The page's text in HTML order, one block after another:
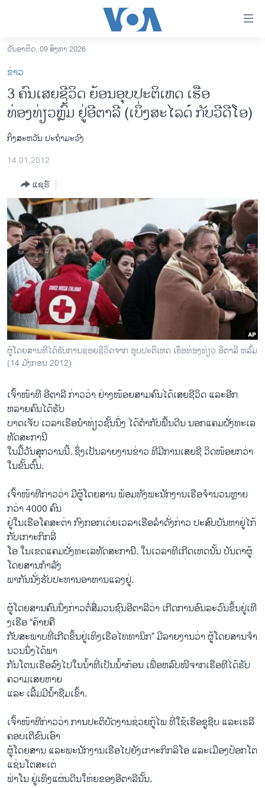
ເຂົ້າ
ຫາ
ຂ້າມ
ຂ້າມ
ຫາ
ຊອກ
ຄົ້ນ
ລາວ
ອາເມຣິກາ
ການເລືອກຕັ້ງ ປະທານາທີບໍດີ ສະຫະລັດ 2024
ຂ່າວ​ຈີນ
ໂລກ
ເອເຊຍ
ອິດສະຫຼະພາບດ້ານການຂ່າວ
ຊີວິດຊາວລາວ
ຊຸມຊົນຊາວລາວ
ວິທະຍາສາດ-ເທັກໂນໂລຈີ
ທຸລະກິດ
ພາສາອັງກິດ
ວີດີໂອ
ສຽງ
ລາຍງານ
ຕິດຕາມພວກເຮົາ ທີ່
ພາສາຕ່າງໆ
ວັນອາທິດ, 09 ສິງຫາ 2026
ຂ່າວ
3 ຄົນເສຍຊີວິດ ຍ້ອນອຸບປະຕິເຫດ ເຮືອ
ທ່ອງທ່ຽວຫຼົ້ມ ຢູ່ອີຕາລີ (ເບິ່ງສະໄລດ໌ ກັບວີດີໂອ)
ກິ່ງສະຫວັນ ປະຖຳມະວົງ
14,01,2012
ແຊຣ໌
ຜູ້ໂດຍສານທີໄດ້ຮັບການຊ່ອຍຊີວິດຈາກ ອຸບປະຕິເຫດ ເຮຶອທ່ອງທ່ຽວ ອີຕາລີ ຫລົ້ມ
(14 ມັງກອນ 2012)
ເຈົ້າ​ໜ້າ​ທີ ອີ​ຕາ​ລີ ກ່າວ​ວ່າ ຢ່າງ​ໜ້ອຍ​ສາມ​ຄົນ​ໄດ້​ເສຍ​ຊີວິດ ​ແລະອີກ​
ຫລາຍ​ຄົນໄດ້​ຮັບ​
ບາດເຈັບ​ ​ເວລາ​ເຮືອນໍາ​ທ່ຽວ​ຊັ້ນ​ນຶ່ງ ​ໄດ້​ຕໍາ​ກັບ​ພື້ນ​ດີ​ນ ນອກ​ແຄມຝັ່ງ​ທະ​ເລ​
ທັດ​ສະກາ​ນີ
ໃນມື້​ວັນ​ສຸກວານ​ນີ້. ຊຶ່ງເປັນ​ລາຍ​ງານ​ຂ່າວ ​ທີ​ມີ​ການເສຍ​ຊີ ວິດໜ້ອຍ​ກວ່າ​
ໃນ​ຂັ້ນຕົ້ນ.
ເຈົ້າ​ໜ້າ​ທີກ່າວວ່າ ມີຜູ້ໂດຍສານ ພ້ອມ​ທັງ​ພະນັກ​ງານ​ເຮືອ​ຈໍານວນຫຼາຍ
ກວ່າ 4000 ຄົນ
ຢູ່ໃນ​ເຮືອ​ໂຄສະຕ່າ ກົງ​ກອກ​ເດ່​ຍເວລາເຮືອລຳ​ດັ່ງກ່າວ ປະສົບ​ບັນຫາ​ຢູ່​ໄກ້​
ກັບ​ເກາະກິກລີ່
ໂອ ​ໃນ​ເຂດ​ແຄມ​ຝັ່ງ​ທະ​ເລ​ທັດ​ສະກາ​ນີ. ​ໃນ​ເວລາ​ທີ​ເກີດ​ເຫດ​ນັ້ນ ບັນດາ​ຜູ້
ໂດຍສານ​ກໍາລັງ
ພາກັນ​ນັ່ງ​ຮັບ​ປະທານ​ອາຫານ​ແລງ​ຢູ່.
ຜູ້​ໂດຍສານ​ຄົນ​ນຶ່ງ​ກ່າວ​ຕໍ່​ສື່​ມວນ​ຊົນ​ອີ​ຕາ​ລີວ່າ ​ເກີ​ດການ​ອົນ​ລະ​ວົນ​ຂຶ້ນຢູ່ເທີ​
ງ​ເຮືອ “ຄ້າຍຄື
ກັບສະພາບ​ທີ່​ເກີດ​ຂຶ້ນຢູ່​ເທິງ​ເຮືອ​ໄທ​ທາ​ນິກ” ມີ​ລາຍ​ງານ​ວ່າ ຜູ້​ໂດຍສານ​ຈໍາ
ນວນ​ນຶ່ງໄດ້ພາ
ກັນ​ໂຕນເຮືອລົງ​ໄປໃນ​ນໍ້າ​ທີ່​ເປັນ​ນໍ້າກ້ອນ ​ເພື່ອ​ຫລົບ​ໜີ​ຈາກ​ເຮືອທີໄດ້​ຮັບ​
ຄວາມ​ເສຍ​ຫາຍ
ແລະ ​ເລີ້ມ​ມີ​ນໍ້າຊື​ມເຂົ້າ.
ເຈົ້າ​ໜ້າ​ທີ​ກ່າວ​ວ່າ ການ​ປະຕິບັດ​ງານຊ່ວຍ​ກູ້​ໄພ ທີ່​ໃຊ້​ເຮືອ​ຊູຊີບ ​ແລະ​ເຮ​ລີ​
ຄອບ​ເຕີຂົນ​ເອົາ​
ຜູ້ໂດຍສານ ​ແລະພະນັກ​ງານ​ເຮືອໄປ​ຍັງເກາະ​ກິກລິ​ໂອ ​ແລະເມືອງປ້ອກ​ໂຕ​
ແຊ່ນ​ໂຕສະ​ເຕ່
ຟ່າ​ໂນ ຢູ່​ເທິງແຜ່ນ​ດີ​ນ​ໃຫ່ຍຂອງ​ອີ​ຕາ​ລີນັ້ນ.